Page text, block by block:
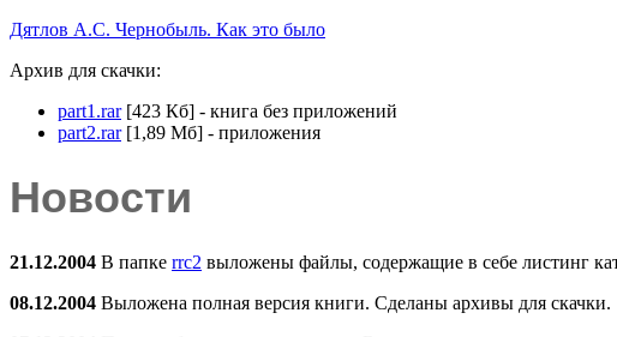
Дятлов А.С. Чернобыль. Как это было
Архив для скачки:
part1.rar[423 Кб] - книга без приложений
part2.rar[1,89 Мб] - приложения
Новости
21.12.2004 В папке rrc2 выложены файлы, содержащие в себе листинг
08.12.2004 Выложена полная версия книги. Сделаны архивы для скачки.